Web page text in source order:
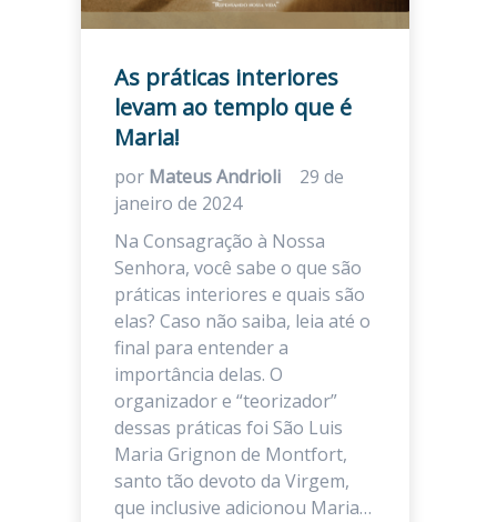
As práticas interiores
levam ao templo que é
Maria!
por Mateus Andrioli
29 de
janeiro de 2024
Na Consagração à Nossa
Senhora, você sabe o que são
práticas interiores e quais são
elas? Caso não saiba, leia até o
final para entender a
importância delas. O
organizador e “teorizador”
dessas práticas foi São Luis
Maria Grignon de Montfort,
santo tão devoto da Virgem,
que inclusive adicionou Maria…